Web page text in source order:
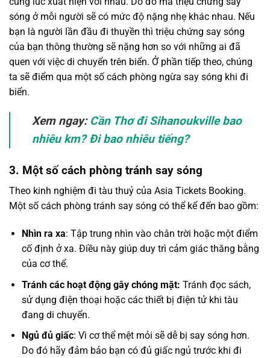
sóng ở mỗi người sẽ có mức độ nặng nhẹ khác nhau. Nếu
bạn là người lần đầu đi thuyền thì triệu chứng say sóng
của bạn thông thường sẽ nặng hơn so với những ai đã
quen với việc di chuyển trên biển. Ở phần tiếp theo, chúng
ta sẽ điểm qua một số cách phòng ngừa say sóng khi đi
biển.
Xem ngay: Cần Thơ đi Sihanoukville bao
nhiêu km? Đi bao nhiêu tiếng?
3. Một số cách phòng tránh say sóng
Theo kinh nghiệm đi tàu thuỷ của Asia Tickets Booking.
Một số cách phòng tránh say sóng có thể kể đến bao gồm:
Nhìn ra xa: Tập trung nhìn vào chân trời hoặc một điểm
cố định ở xa. Điều này giúp duy trì cảm giác thăng bằng
của cơ thể.
Tránh các hoạt động gây chóng mặt: Tránh đọc sách,
sử dụng điện thoại hoặc các thiết bị điện tử khi tàu
đang di chuyển.
Ngủ đủ giấc: Vì cơ thể mệt mỏi sẽ dễ bị say sóng hơn.
Do đó hãy đảm bảo bạn có đủ giấc ngủ trước khi đi